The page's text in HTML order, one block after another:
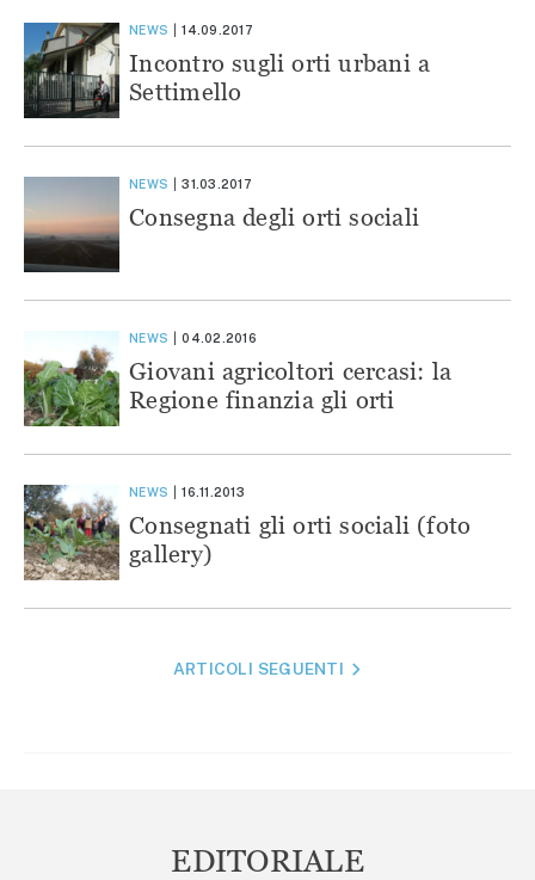
NEWS 14.09.2017
Incontro sugli orti urbani a
Settimello
NEWS 31.03.2017
Consegna degli orti sociali
NEWS 04.02.2016
Giovani agricoltori cercasi: la
Regione finanzia gli orti
NEWS 16.11.2013
Consegnati gli orti sociali (foto
gallery)
NAVIGAZIONEARTICOLI SEGUENTI
EDITORIALE